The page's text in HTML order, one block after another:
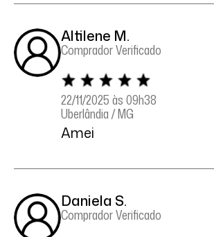
Altilene M.
Comprador Verificado
22/11/2025 às 09h38
Uberlândia / MG
Amei
Daniela S.
Comprador Verificado